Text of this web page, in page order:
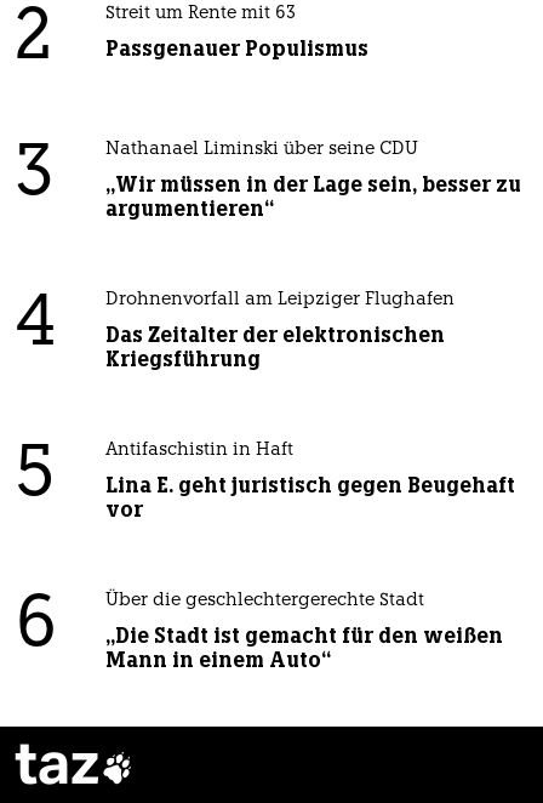
2 Streit um Rente mit 63
Passgenauer Populismus
3 Nathanael Liminski über seine CDU
„Wir müssen in der Lage sein, besser zu
argumentieren“
4 Drohnenvorfall am Leipziger Flughafen
Das Zeitalter der elektronischen
Kriegsführung
5 Antifaschistin in Haft
Lina E. geht juristisch gegen Beugehaft
vor
6 Über die geschlechtergerechte Stadt
„Die Stadt ist gemacht für den weißen
Mann in einem Auto“
taz